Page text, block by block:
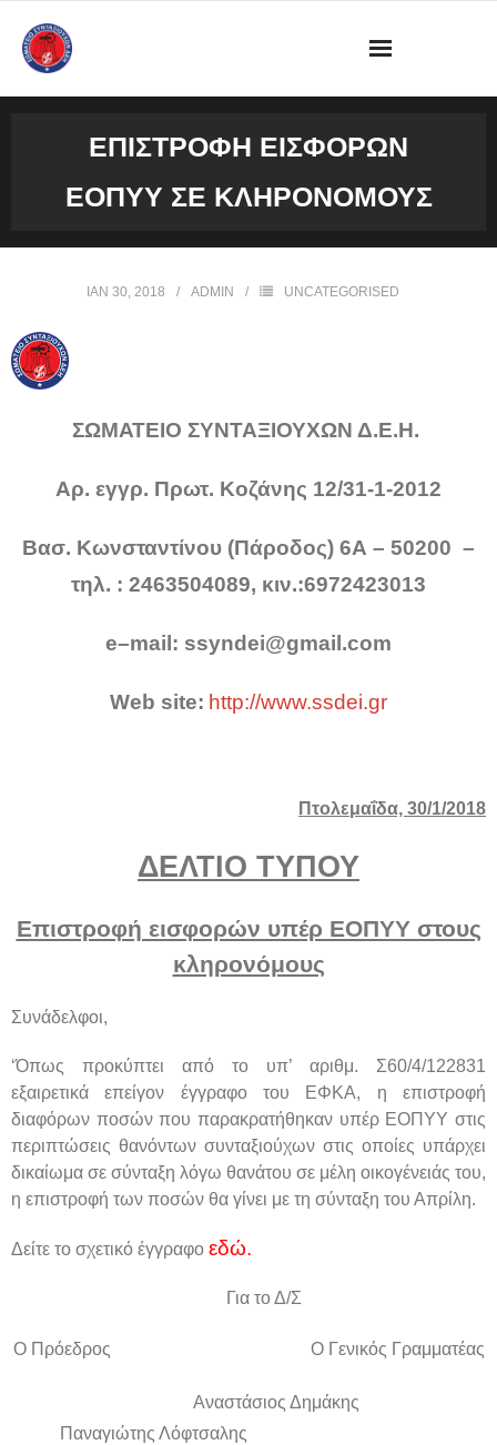
ΕΓΓΡΑΦΑ
ΦΩΤΟΓΡΑΦΙΕΣ
VIDEOS
ΕΠΙΣΤΡΟΦΉ ΕΙΣΦΟΡΏΝ
ΕΟΠΥΥ ΣΕ ΚΛΗΡΟΝΌΜΟΥΣ
ΙΑΝ 30, 2018 ADMIN UNCATEGORISED
ΣΩΜΑΤΕΙΟ ΣΥΝΤΑΞΙΟΥΧΩΝ Δ.Ε.Η.
Αρ. εγγρ. Πρωτ. Κοζάνης 12/31-1-2012
Βασ. Κωνσταντίνου (Πάροδος) 6Α – 50200 –
τηλ. : 2463504089, κιν.:6972423013
e–mail : ssyndei@gmail .com
Web site: http://www.ssdei.gr
Πτολεμαΐδα, 30/1/2018
ΔΕΛΤΙΟ ΤΥΠΟΥ
Επιστροφή εισφορών υπέρ ΕΟΠΥΥ στους
κληρονόμους
Συνάδελφοι,
‘Όπως προκύπτει από το υπ’ αριθμ. Σ60/4/122831
εξαιρετικά επείγον έγγραφο του ΕΦΚΑ, η επιστροφή
διαφόρων ποσών που παρακρατήθηκαν υπέρ ΕΟΠΥΥ στις
περιπτώσεις θανόντων συνταξιούχων στις οποίες υπάρχει
δικαίωμα σε σύνταξη λόγω θανάτου σε μέλη οικογένειάς του,
η επιστροφή των ποσών θα γίνει με τη σύνταξη του Απρίλη.
Δείτε το σχετικό έγγραφο εδώ.
Για το Δ/Σ
Ο Πρόεδρος Ο Γενικός Γραμματέας
Αναστάσιος Δημάκης
Παναγιώτης Λόφτσαλης